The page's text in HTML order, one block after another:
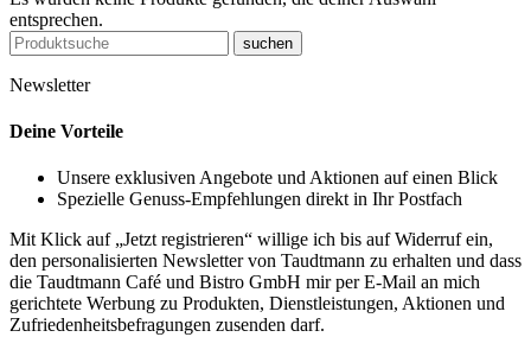
entsprechen.
suchen
Newsletter
Deine Vorteile
Unsere exklusiven Angebote und Aktionen auf einen Blick
Spezielle Genuss-Empfehlungen direkt in Ihr Postfach
Mit Klick auf „Jetzt registrieren“ willige ich bis auf Widerruf ein,
den personalisierten Newsletter von Taudtmann zu erhalten und dass
die Taudtmann Café und Bistro GmbH mir per E-Mail an mich
gerichtete Werbung zu Produkten, Dienstleistungen, Aktionen und
Zufriedenheitsbefragungen zusenden darf.